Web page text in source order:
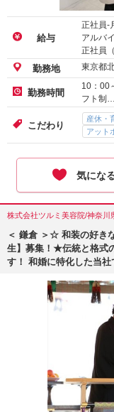
給与
正社員-
アルバ
正社員
勤務地 東京都
勤務時間
10：00
フト制…
こだわり
産休・
アット
気にな
株式会社ツルミ美容院/神奈川
＜ 鎌倉 ＞☆ 和装の好き
生】募集！★伝統と格式
す！ 和婚に特化した当社